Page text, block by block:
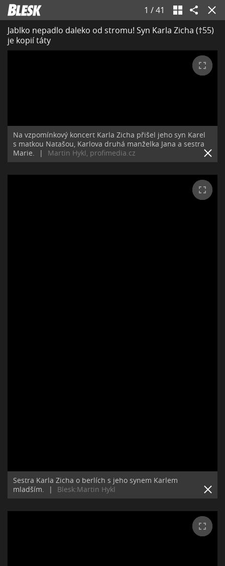
1 /41
Jablko nepadlo daleko od stromu! Syn Karla Zicha (†55)
je kopií táty
Na vzpomínkový koncert Karla Zicha přišel jeho syn Karel
s matkou Natašou, Karlova druhá manželka Jana a sestra
Marie.
| Martin Hykl, profimedia.cz
Sestra Karla Zicha o berlích s jeho synem Karlem
mladším.
| Blesk:Martin Hykl